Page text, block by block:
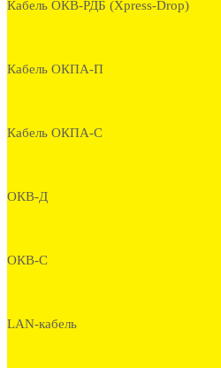
Кабель ОКВ-РДБ (Xpress-Drop)
Кабель ОКПА-П
Кабель ОКПА-С
ОКВ-Д
ОКВ-С
LAN-кабель